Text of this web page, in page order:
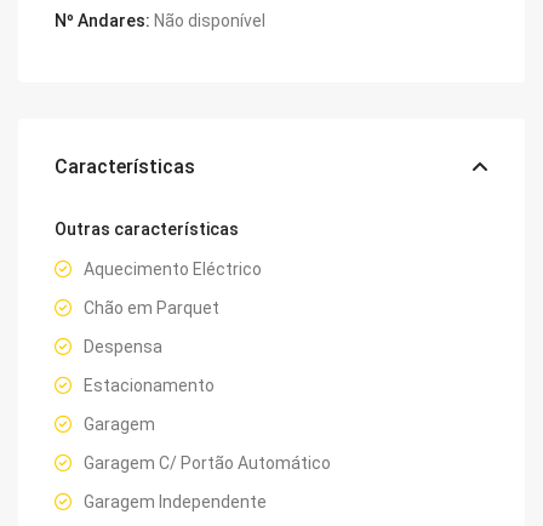
Nº Andares: Não disponível
Características
Outras características
Aquecimento Eléctrico
Chão em Parquet
Despensa
Estacionamento
Garagem
Garagem C/ Portão Automático
Garagem Independente